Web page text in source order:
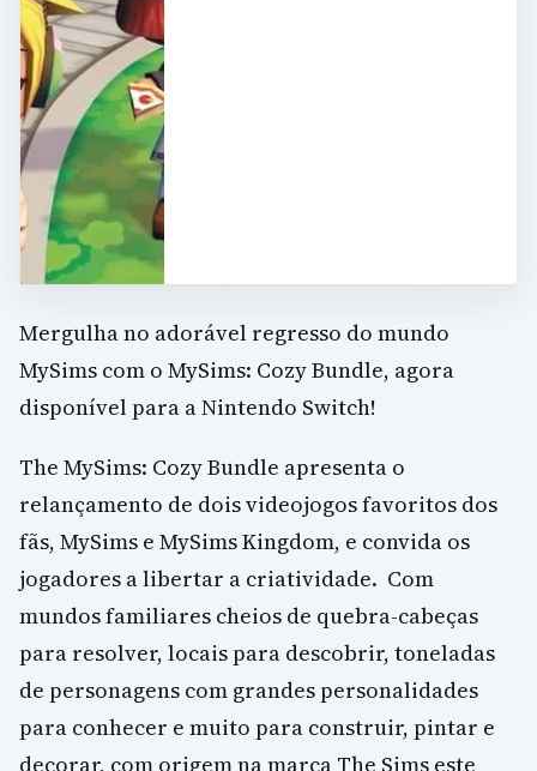
Mergulha no adorável regresso do mundo
MySims com o MySims: Cozy Bundle, agora
disponível para a Nintendo Switch!
The MySims: Cozy Bundle apresenta o
relançamento de dois videojogos favoritos dos
fãs, MySims e MySims Kingdom, e convida os
jogadores a libertar a criatividade. Com
mundos familiares cheios de quebra-cabeças
para resolver, locais para descobrir, toneladas
de personagens com grandes personalidades
para conhecer e muito para construir, pintar e
decorar, com origem na marca The Sims este